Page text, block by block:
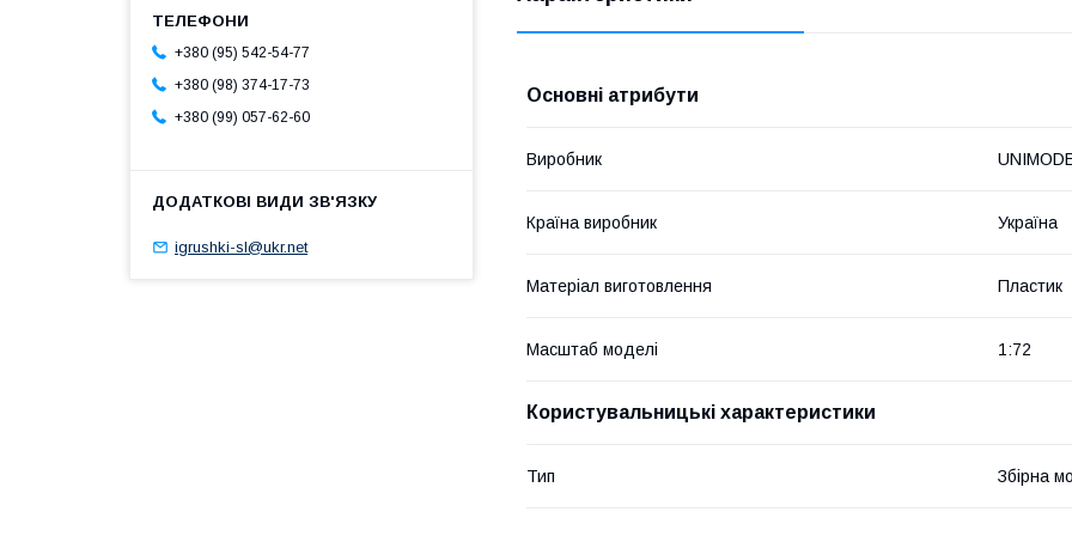
Основні атрибути
Виробник
Країна виробник Україна
Матеріал виготовлення Пластик
Масштаб моделі 1:72
Користувальницькі характеристики
Тип Збірна
+380 (95) 542-54-77
+380 (98) 374-17-73
+380 (99) 057-62-60
igrushki-sl@ukr.net